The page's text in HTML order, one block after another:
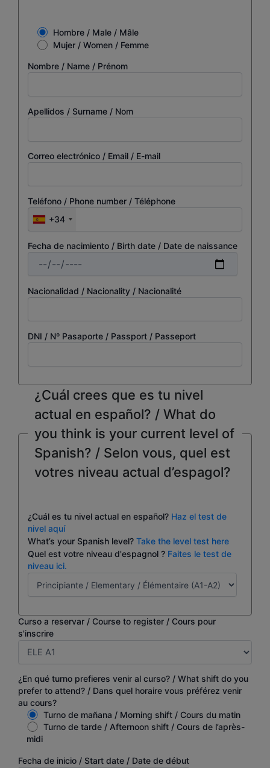
Hombre / Male / Mâle
Mujer / Women / Femme
Nombre / Name / Prénom
Apellidos / Surname / Nom
Correo electrónico / Email / E-mail
Teléfono / Phone number / Téléphone
+34
Fecha de nacimiento / Birth date / Date de naissance
Nacionalidad / Nacionality / Nacionalité
DNI / Nº Pasaporte / Passport / Passeport
¿Cuál crees que es tu nivel
actual en español? / What do
you think is your current level of
Spanish? / Selon vous, quel est
votres niveau actual d’espagol?
¿Cuál es tu nivel actual en español? Haz el test de
nivel aquí
What’s your Spanish level? Take the level test here
Quel est votre niveau d'espagnol ? Faites le test de
niveau ici.
Curso a reservar / Course to register / Cours pour
s'inscrire
¿En qué turno prefieres venir al curso? / What shift do you
prefer to attend? / Dans quel horaire vous préférez venir
au cours?
Turno de mañana / Morning shift / Cours du matin
Turno de tarde / Afternoon shift / Cours de l’après-
midi
Fecha de inicio / Start date / Date de début